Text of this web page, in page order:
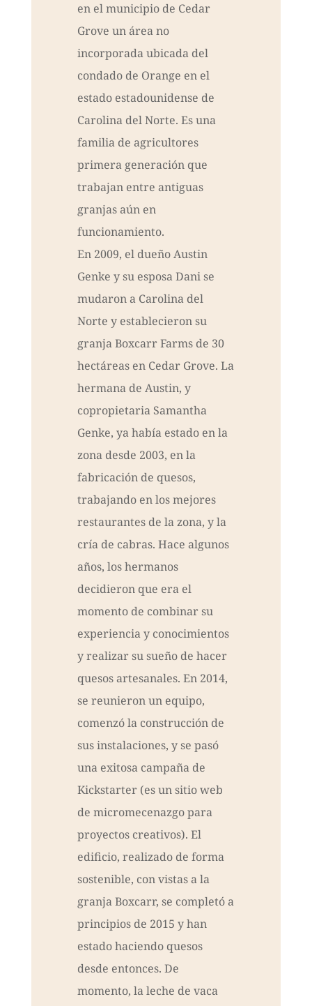
en el municipio de Cedar
Grove un área no
incorporada ubicada del
condado de Orange en el
estado estadounidense de
Carolina del Norte. Es una
familia de agricultores
primera generación que
trabajan entre antiguas
granjas aún en
funcionamiento.
En 2009, el dueño Austin
Genke y su esposa Dani se
mudaron a Carolina del
Norte y establecieron su
granja Boxcarr Farms de 30
hectáreas en Cedar Grove. La
hermana de Austin, y
copropietaria Samantha
Genke, ya había estado en la
zona desde 2003, en la
fabricación de quesos,
trabajando en los mejores
restaurantes de la zona, y la
cría de cabras. Hace algunos
años, los hermanos
decidieron que era el
momento de combinar su
experiencia y conocimientos
y realizar su sueño de hacer
quesos artesanales. En 2014,
se reunieron un equipo,
comenzó la construcción de
sus instalaciones, y se pasó
una exitosa campaña de
Kickstarter (es un sitio web
de micromecenazgo para
proyectos creativos). El
edificio, realizado de forma
sostenible, con vistas a la
granja Boxcarr, se completó a
principios de 2015 y han
estado haciendo quesos
desde entonces. De
momento, la leche de vaca